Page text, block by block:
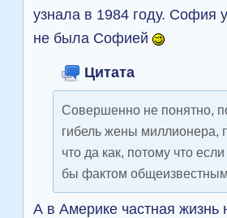
узнала в 1984 году. София
не была Софией
Цитата
Совершенно не понятно,
гибель жены миллионера,
что да как, потому что
бы фактом
А в Америке частная жизнь